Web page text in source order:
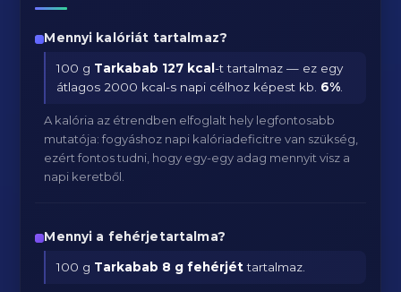
Mennyi kalóriát tartalmaz?
100 g Tarkabab 127 kcal-t tartalmaz — ez egy
átlagos 2000 kcal-s napi célhoz képest kb. 6%
A kalória az étrendben elfoglalt hely legfontosabb
mutatója: fogyáshoz napi kalóriadeficitre van szükség,
ezért fontos tudni, hogy egy-egy adag mennyit visz a
napi keretből.
Mennyi a fehérjetartalma?
100 g Tarkabab 8 g fehérjéttartalmaz.